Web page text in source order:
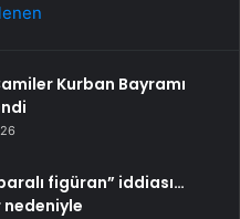
Kurban Bayramı
figüran” iddiası…
nedeniyle